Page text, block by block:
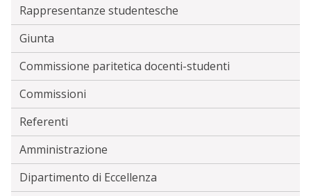
Rappresentanze studentesche
Giunta
Commissione paritetica docenti-studenti
Commissioni
Referenti
Amministrazione
Dipartimento di Eccellenza